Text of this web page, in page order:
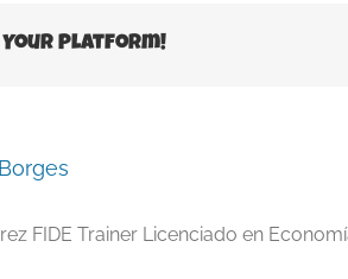
Your Platform!
FIDE Trainer Licenciado en